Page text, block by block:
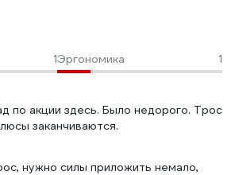
1Эргономика 1
по акции здесь. Было недорого. Трос
заканчиваются.
нужно силы приложить немало,